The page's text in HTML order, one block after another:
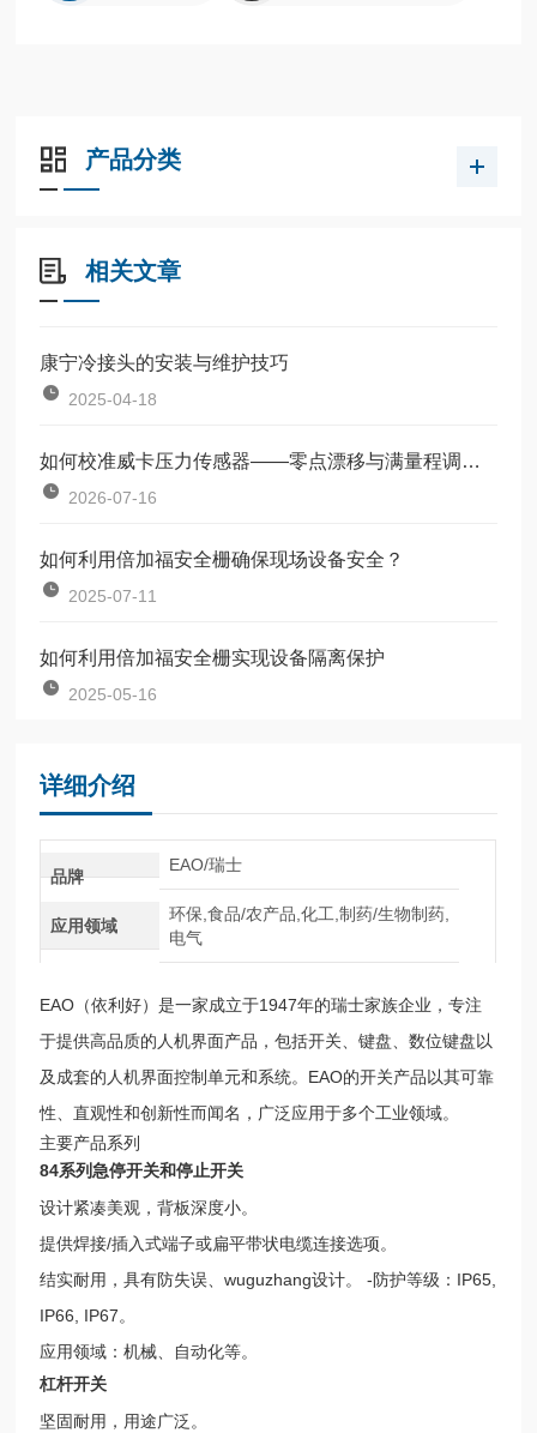
产品分类
相关文章
康宁冷接头的安装与维护技巧
2025-04-18
如何校准威卡压力传感器——零点漂移与满量程调整教程
2026-07-16
如何利用倍加福安全栅确保现场设备安全？
2025-07-11
如何利用倍加福安全栅实现设备隔离保护
2025-05-16
详细介绍
品牌
EAO/瑞士
应用领域
环保,食品/农产品,化工,制药/生物制药,
电气
EAO（依利好）是一家成立于1947年的瑞士家族企业，专注
于提供高品质的人机界面产品，包括开关、键盘、数位键盘以
及成套的人机界面控制单元和系统。EAO的开关产品以其可靠
性、直观性和创新性而闻名，广泛应用于多个工业领域。
主要产品系列
84系列急停开关和停止开关
设计紧凑美观，背板深度小。
提供焊接/插入式端子或扁平带状电缆连接选项。
结实耐用，具有防失误、wuguzhang设计。 -防护等级：IP65,
IP66, IP67。
应用领域：机械、自动化等。
杠杆开关
坚固耐用，用途广泛。